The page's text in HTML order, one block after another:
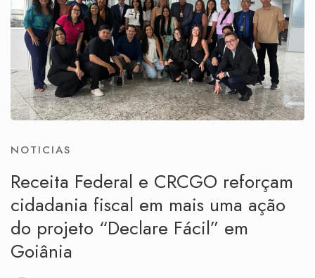
NOTICIAS
Receita Federal e CRCGO reforçam
cidadania fiscal em mais uma ação
do projeto “Declare Fácil” em
Goiânia